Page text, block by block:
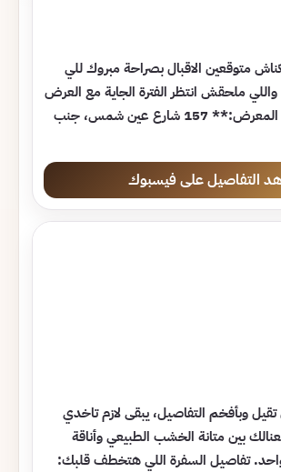
متوقعين الاقبال بصراحة مبروك للي
ملحقش انتظر الفترة الجاية مع العرض
الجاي 📍 **عنوان المعرض:** 157 شارع عين شمس، جنب
التفاصيل على فيسبوك
وبأفخم التفاصيل، يبقى لازم تاخدي
بين متانة الخشب الطبيعي وأناقة
تفاصيل السفرة اللي هتخطف قلبك: